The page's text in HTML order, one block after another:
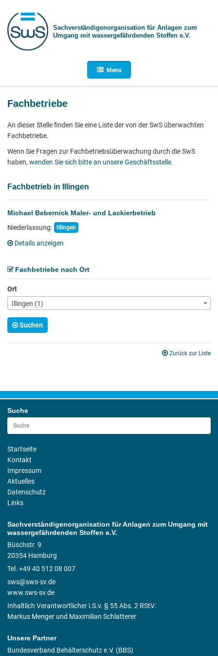
Sachverständigen­organisation für Anlagen zum
Umgang mit wasser­gefährdenden Stoffen e.V.
Menu
Fachbetriebe
An dieser Stelle finden Sie eine Liste der von der SwS überwachten
Fachbetriebe.
Wenn Sie Fragen zur Fachbetriebsüberwachung durch die SwS
haben, wenden Sie sich bitte an unsere Geschäftsstelle.
Fachbetrieb in Illingen
Michael Bebernick Maler- und Lackierbetrieb
Niederlassung:
Illingen
Details anzeigen
Fachbetriebe nach Ort
Ort
Illingen (1)
Suchen
Zurück zur Liste
Suche
Startseite
Kontakt
Impressum
Aktuelles
Datenschutz
Links
Sachverständigenorganisation für Anlagen zum Umgang mit
wassergefährdenden Stoffen e.V.
Büschstr. 9
20354 Hamburg
Tel. +49 40 512 08 007
sws@sws-sv.de
www.sws-sv.de
Inhaltlich Verantwortlicher i.S.v. § 55 Abs. 2 RStV:
Markus Menger und Maximilian Schlatterer
Unsere Partner
Bundesverband Behälterschutz e.V. (BBS)